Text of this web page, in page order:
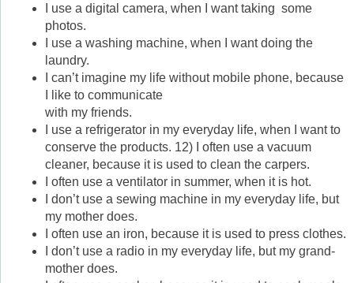
I use a digital camera, when I want taking some
photos.
I use a washing machine, when I want doing the
laundry.
І саn’t imagine my life without mobile phone, because
I like to communicate
with my friends.
I use a refrigerator in my everyday life, when I want to
conserve the products. 12) I often use a vacuum
cleaner, because it is used to clean the carpers.
I often use a ventilator in summer, when it is hot.
I don’t use a sewing machine in my everyday life, but
my mother does.
I often use an iron, because it is used to press clothes.
I don’t use a radio in my everyday life, but my grand-
mother does.